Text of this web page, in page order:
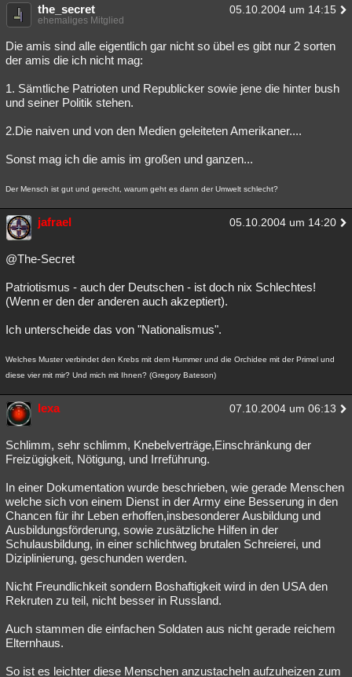
the_secret 05.10.2004 um 14:15
ehemaliges Mitglied
Die amis sind alle eigentlich gar nicht so übel es gibt nur 2 sorten
der amis die ich nicht mag:
1. Sämtliche Patrioten und Republicker sowie jene die hinter bush
und seiner Politik stehen.
2.Die naiven und von den Medien geleiteten Amerikaner....
Sonst mag ich die amis im großen und ganzen...
Der Mensch ist gut und gerecht, warum geht es dann der Umwelt schlecht?
jafrael 05.10.2004 um 14:20
@The-Secret
Patriotismus - auch der Deutschen - ist doch nix Schlechtes!
(Wenn er den der anderen auch akzeptiert).
Ich unterscheide das von "Nationalismus".
Welches Muster verbindet den Krebs mit dem Hummer und die Orchidee mit der Primel und
diese vier mit mir? Und mich mit Ihnen? (Gregory Bateson)
lexa 07.10.2004 um 06:13
Schlimm, sehr schlimm, Knebelverträge,Einschränkung der
Freizügigkeit, Nötigung, und Irreführung.
In einer Dokumentation wurde beschrieben, wie gerade Menschen
welche sich von einem Dienst in der Army eine Besserung in den
Chancen für ihr Leben erhoffen,insbesonderer Ausbildung und
Ausbildungsförderung, sowie zusätzliche Hilfen in der
Schulausbildung, in einer schlichtweg brutalen Schreierei, und
Diziplinierung, geschunden werden.
Nicht Freundlichkeit sondern Boshaftigkeit wird in den USA den
Rekruten zu teil, nicht besser in Russland.
Auch stammen die einfachen Soldaten aus nicht gerade reichem
Elternhaus.
So ist es leichter diese Menschen anzustacheln aufzuheizen zum